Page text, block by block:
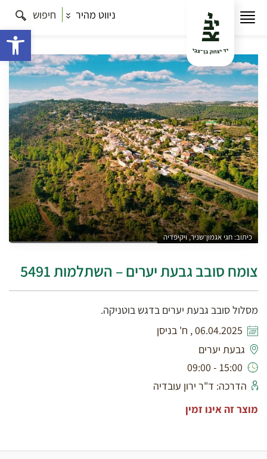
ניווט מהיר חיפושהשתלמויות למורי דרך
צומח
כיתוב: חגי אגמון־שניר, ויקיפדיה
צומח סובב גבעת יערים – השתלמות 5491
מסלול סובב גבעת יערים בדגש בוטניקה.
06.04.2025 , ח' בניסן
גבעת יערים
15:00 - 09:00
הדרכה: ד"ר ירון עובדיה
מוצר זה אינו זמין